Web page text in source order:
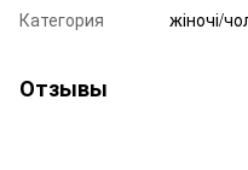
Категория
жіночі/
Отзывы